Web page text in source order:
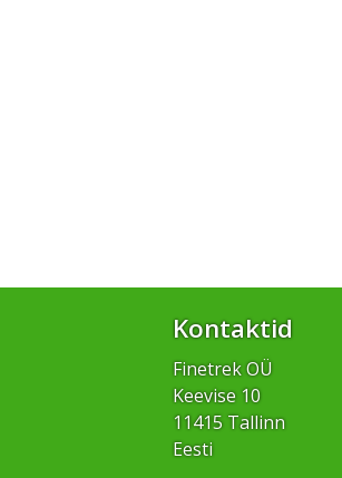
Kontaktid
Finetrek OÜ
Keevise 10
11415 Tallinn
Eesti